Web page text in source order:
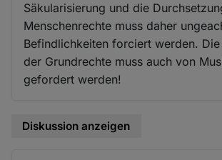
Säkularisierung und die
Menschenrechte muss daher
Befindlichkeiten forciert werden. Die
der Grundrechte muss auch von
gefordert werden!
Diskussion anzeigen